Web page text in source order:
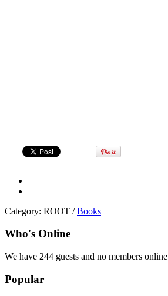
Category: ROOT /Books
Who's Online
We have 244 guests and no members online
Popular